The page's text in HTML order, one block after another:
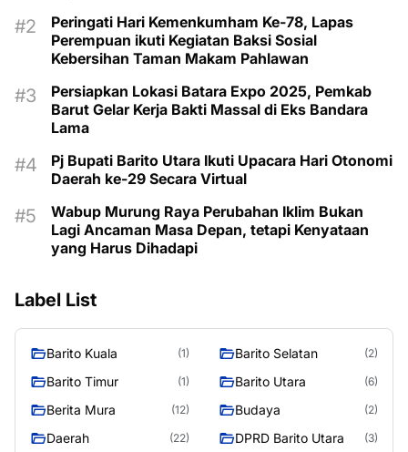
Peringati Hari Kemenkumham Ke-78, Lapas
Perempuan ikuti Kegiatan Baksi Sosial
Kebersihan Taman Makam Pahlawan
Persiapkan Lokasi Batara Expo 2025, Pemkab
Barut Gelar Kerja Bakti Massal di Eks Bandara
Lama
Pj Bupati Barito Utara Ikuti Upacara Hari Otonomi
Daerah ke-29 Secara Virtual
Wabup Murung Raya Perubahan Iklim Bukan
Lagi Ancaman Masa Depan, tetapi Kenyataan
yang Harus Dihadapi
Label List
Barito Kuala (1) Barito Selatan (2)
Barito Timur (1) Barito Utara (6)
Berita Mura (12) Budaya (2)
Daerah (22) DPRD Barito Utara (3)